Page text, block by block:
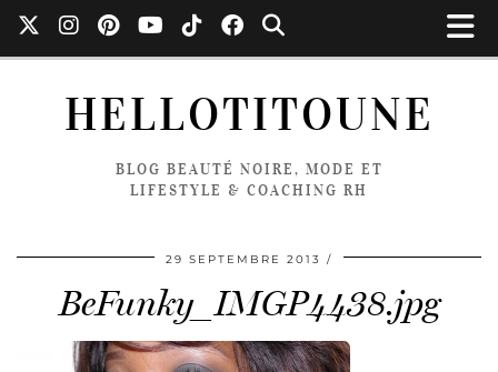
HELLOTITOUNE
BLOG BEAUTÉ NOIRE, MODE ET
LIFESTYLE & COACHING RH
29 SEPTEMBRE 2013
BeFunky_IMGP4438.jpg